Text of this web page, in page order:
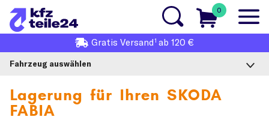
0
Gratis Versand1 ab 120 €
Fahrzeug auswählen
Lagerung für Ihren SKODA
FABIA